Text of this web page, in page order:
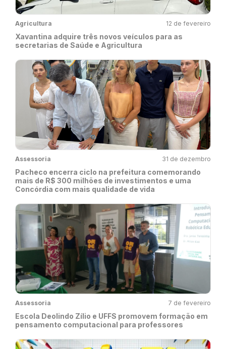
Agricultura 12 de fevereiro
Xavantina adquire três novos veículos para as
secretarias de Saúde e Agricultura
Assessoria 31 de dezembro
Pacheco encerra ciclo na prefeitura comemorando
mais de R$ 300 milhões de investimentos e uma
Concórdia com mais qualidade de vida
Assessoria 7 de fevereiro
Escola Deolindo Zílio e UFFS promovem formação em
pensamento computacional para professores